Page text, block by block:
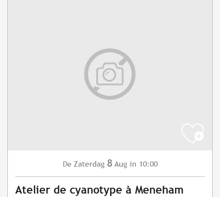
De Zaterdag 8 Aug in 10:00
Atelier de cyanotype à Meneham